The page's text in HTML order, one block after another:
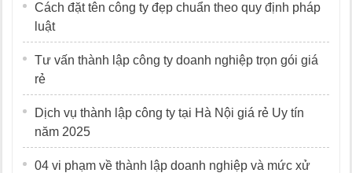
Cách đặt tên công ty đẹp chuẩn theo quy định pháp
luật
Tư vấn thành lập công ty doanh nghiệp trọn gói giá
rẻ
Dịch vụ thành lập công ty tại Hà Nội giá rẻ Uy tín
năm 2025
04 vi phạm về thành lập doanh nghiệp và mức xử